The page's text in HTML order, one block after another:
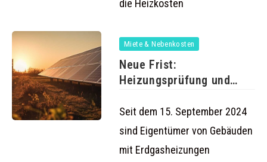
die Heizkosten
Miete & Nebenkosten
Neue Frist:
Heizungsprüfung und
September
Seit dem 15. September 2024
sind Eigentümer von Gebäuden
mit Erdgasheizungen